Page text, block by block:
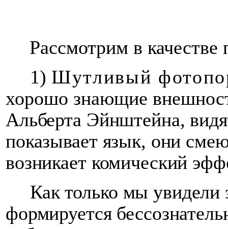
Рассмотрим в качестве
1) Шутливый
хорошо знающие
Альберта Эйнштейна,
показывает язык, они
возникает комический
Как только мы увидели
формируется